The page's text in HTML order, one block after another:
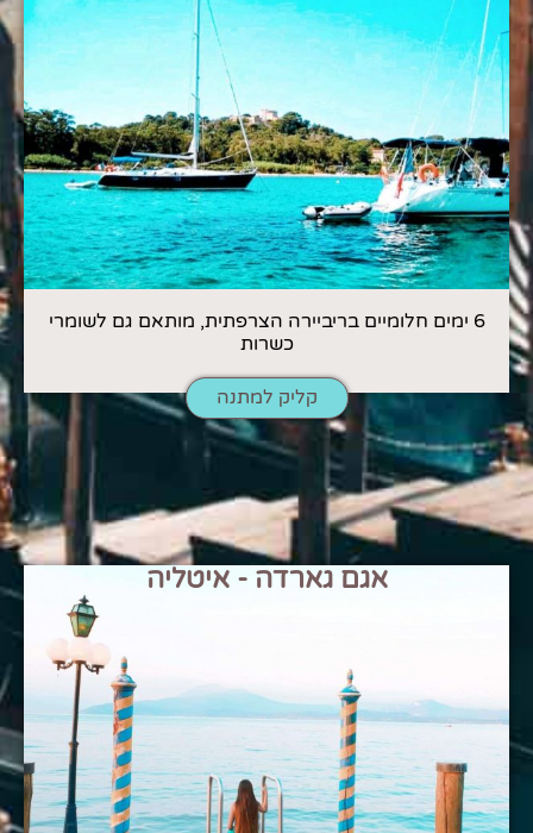
6 ימים חלומיים בריביירה הצרפתית, מותאם גם לשומרי
כשרות
קליק למתנה
אגם גארדה - איטליה